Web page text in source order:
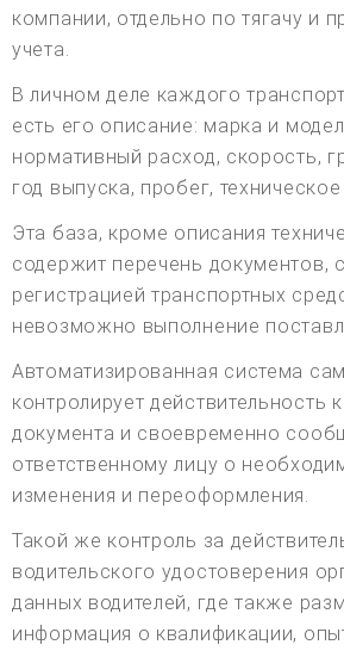
компании, отдельно по тягачу и
учета.
В личном деле каждого
есть его описание: марка и
нормативный расход, скорость,
год выпуска, пробег,
Эта база, кроме описания
содержит перечень документов,
регистрацией транспортных
невозможно выполнение
Автоматизированная система
контролирует действительность
документа и своевременно
ответственному лицу о
изменения и переоформления.
Такой же контроль за
водительского удостоверения
данных водителей, где также
информация о квалификации,